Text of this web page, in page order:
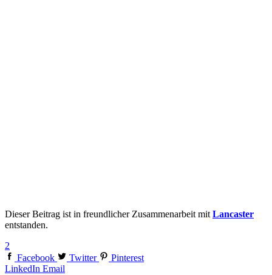
Dieser Beitrag ist in freundlicher Zusammenarbeit mit Lancaster
entstanden.
2
Facebook
Twitter
Pinterest
LinkedIn Email